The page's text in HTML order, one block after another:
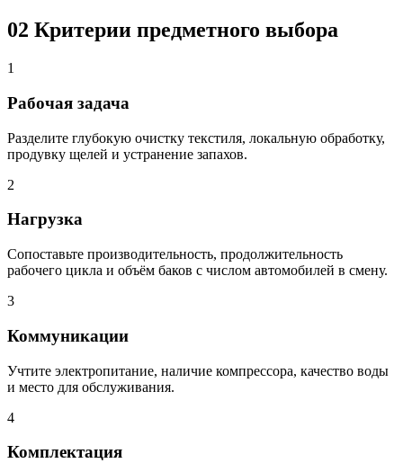
02 Критерии предметного выбора
1
Рабочая задача
Разделите глубокую очистку текстиля, локальную обработку,
продувку щелей и устранение запахов.
2
Нагрузка
Сопоставьте производительность, продолжительность
рабочего цикла и объём баков с числом автомобилей в смену.
3
Коммуникации
Учтите электропитание, наличие компрессора, качество воды
и место для обслуживания.
4
Комплектация